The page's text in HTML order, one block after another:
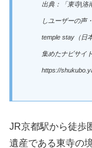
出典：「東寺|洛
しユーザーの声
temple stay（日
集めたナビサイト
https://
JR京都駅から徒歩
遺産である東寺の